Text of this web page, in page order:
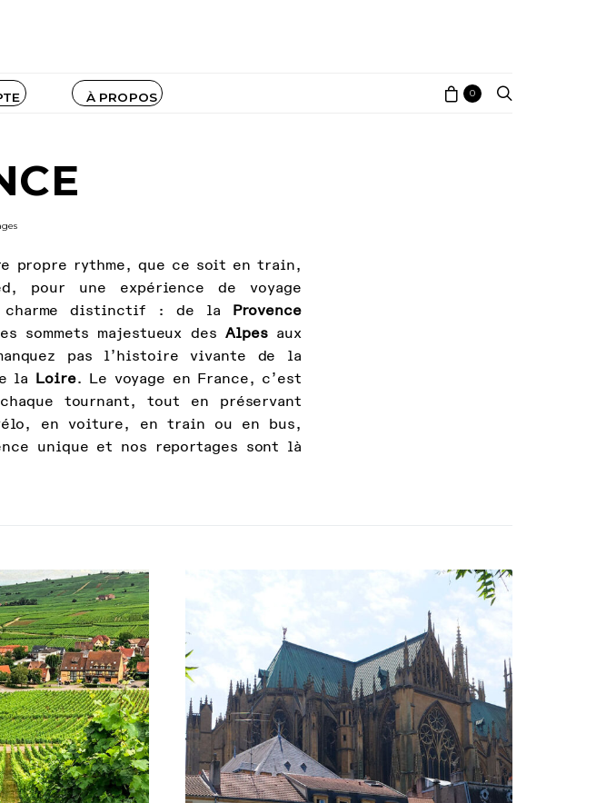
À PROPOS 0
propre rythme, que ce soit en train,
une expérience de voyage
charme distinctif : de la
Provence
sommets majestueux desAlpesaux
pas l’histoire vivante de la
la Loire. Le voyage en France, c’est
tournant, tout en préservant
en voiture, en train ou en bus,
unique et nos reportages sont là